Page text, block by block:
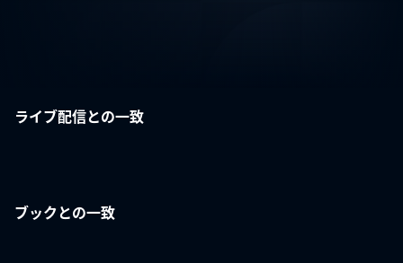
ライブ配信との一致
ブックとの一致